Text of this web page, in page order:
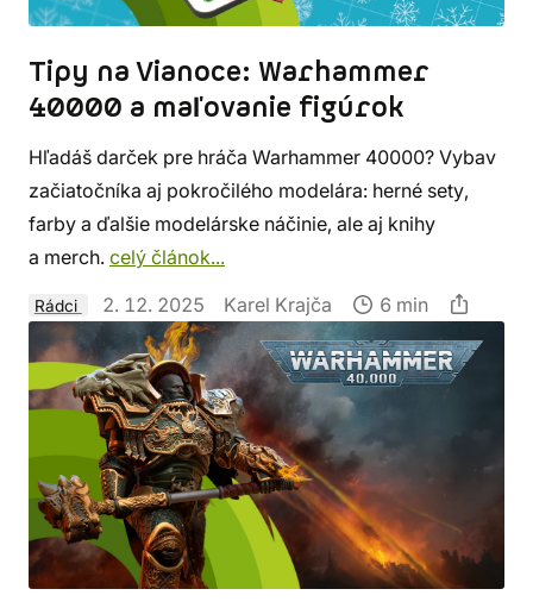
Tipy na Vianoce: Warhammer
40000 a maľovanie figúrok
Hľadáš darček pre hráča Warhammer 40000? Vybav
začiatočníka aj pokročilého modelára: herné sety,
farby a ďalšie modelárske náčinie, ale aj knihy
a merch. celý článok...
Rádci 2. 12. 2025 Karel Krajča 6 min